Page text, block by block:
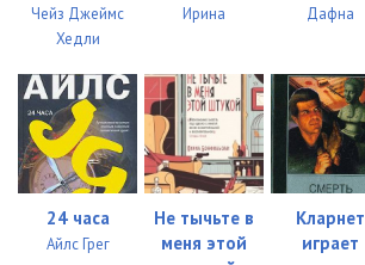
Чейз Джеймс
Хедли
Ирина
Дафна
24 часа
Айлс Грег
Не тычьте в
меня этой
Кларнет
играет